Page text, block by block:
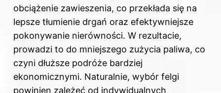
obciążenie zawieszenia, co przekłada się na
lepsze tłumienie drgań oraz efektywniejsze
pokonywanie nierówności. W rezultacie,
prowadzi to do mniejszego zużycia paliwa, co
czyni dłuższe podróże bardziej
ekonomicznymi. Naturalnie, wybór felgi
powinien zależeć od indywidualnych